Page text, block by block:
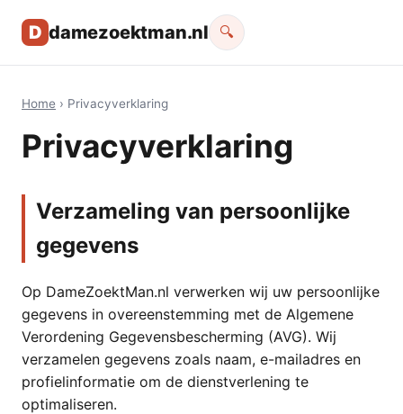
D damezoektman.nl 🔍
Home › Privacyverklaring
Privacyverklaring
Verzameling van persoonlijke
gegevens
Op DameZoektMan.nl verwerken wij uw persoonlijke
gegevens in overeenstemming met de Algemene
Verordening Gegevensbescherming (AVG). Wij
verzamelen gegevens zoals naam, e-mailadres en
profielinformatie om de dienstverlening te
optimaliseren.